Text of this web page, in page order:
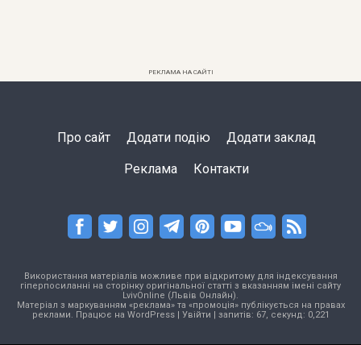
РЕКЛАМА НА САЙТІ
Про сайт Додати подію Додати заклад
Реклама Контакти
Використання матеріалів можливе при відкритому для індексування
гіперпосиланні на сторінку оригінальної статті з вказанням імені сайту
LvivOnline (Львів Онлайн).
Матеріал з маркуванням «реклама» та «промоція» публікується на правах
реклами. Працює на WordPress| Увійти | запитів: 67, секунд: 0,221